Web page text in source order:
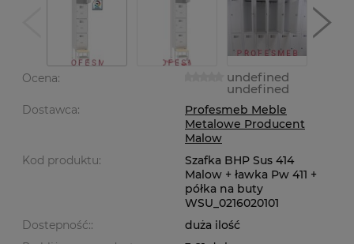
Ocena: undefined
undefined
Dostawca:
Profesmeb Meble
Metalowe Producent
Malow
Kod produktu:
Szafka BHP Sus 414
Malow + ławka Pw 411 +
półka na buty
WSU_0216020101
Dostepność::
duża ilość